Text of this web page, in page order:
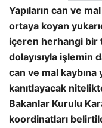
Yapıların can ve
ortaya koyan
içeren herhangi bir
dolayısıyla işlemin
can ve mal kaybına
kanıtlayacak
Bakanlar Kurulu
koordinatları